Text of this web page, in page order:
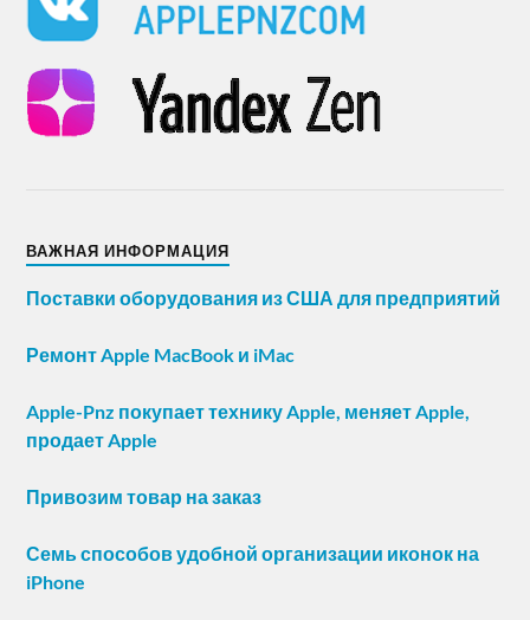
ВАЖНАЯ ИНФОРМАЦИЯ
Поставки оборудования из США для предприятий
Ремонт Apple MacBook и iMac
Apple-Pnz покупает технику Apple, меняет Apple,
продает Apple
Привозим товар на заказ
Семь способов удобной организации иконок на
iPhone